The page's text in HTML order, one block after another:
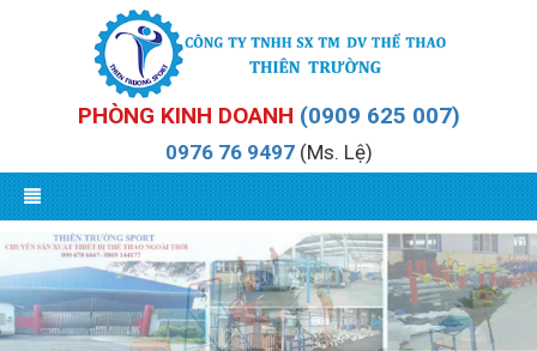
PHÒNG KINH DOANH (0909 625 007)
0976 76 9497(Ms. Lệ)